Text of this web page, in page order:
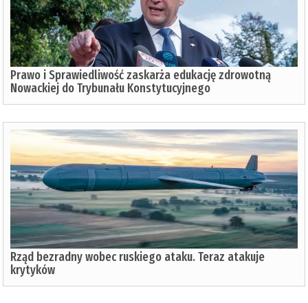
Prawo i Sprawiedliwość zaskarża edukację zdrowotną
Nowackiej do Trybunału Konstytucyjnego
Rząd bezradny wobec ruskiego ataku. Teraz atakuje
krytyków